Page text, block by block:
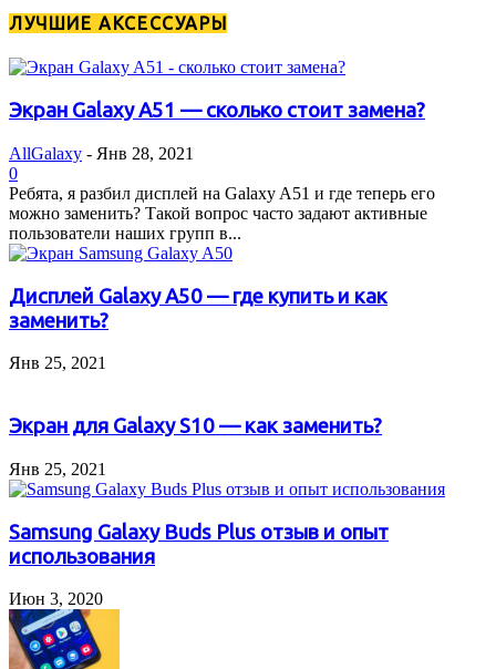
ЛУЧШИЕ АКСЕССУАРЫ
Экран Galaxy A51 — сколько стоит замена?
AllGalaxy - Янв 28, 2021
0
Ребята, я разбил дисплей на Galaxy A51 и где теперь его
можно заменить? Такой вопрос часто задают активные
пользователи наших групп в...
Дисплей Galaxy A50 — где купить и как
заменить?
Янв 25, 2021
Экран для Galaxy S10 — как заменить?
Янв 25, 2021
Samsung Galaxy Buds Plus отзыв и опыт
использования
Июн 3, 2020